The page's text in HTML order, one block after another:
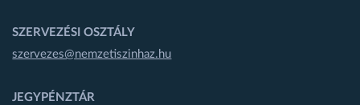
SZERVEZÉSI OSZTÁLY
szervezes@nemzetiszinhaz.hu
JEGYPÉNZTÁR